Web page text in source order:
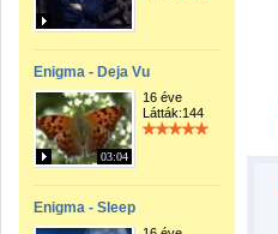
Enigma - Deja Vu
03:04
16 éve
Látták:144
Enigma - Sleep